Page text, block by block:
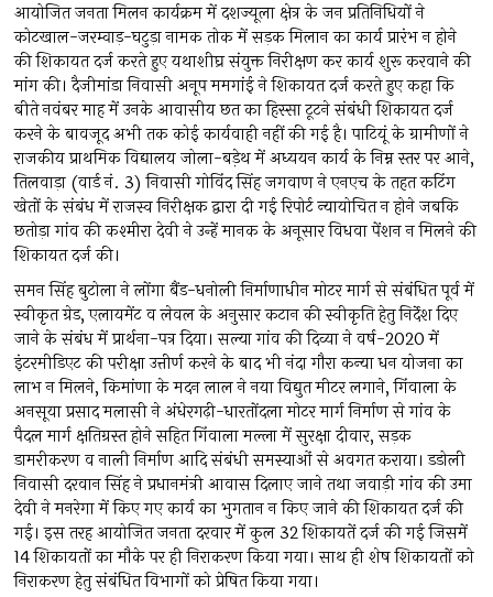
आयोजित जनता मिलन कार्यक्रम में दशज्यूला क्षेत्र के जन प्रतिनिधियों ने
कोटखाल-जरम्वाड़-घटुड़ा नामक तोक में सड़क मिलान का कार्य प्रारंभ न होने
की शिकायत दर्ज करते हुए यथाशीघ्र संयुक्त निरीक्षण कर कार्य शुरू करवाने की
मांग की। दैजीमांडा निवासी अनूप ममगांई ने शिकायत दर्ज करते हुए कहा कि
बीते नवंबर माह में उनके आवासीय छत का हिस्सा टूटने संबंधी शिकायत दर्ज
करने के बावजूद अभी तक कोई कार्यवाही नहीं की गई है। पाटियूं के ग्रामीणों ने
राजकीय प्राथमिक विद्यालय जोला-बडे़थ में अध्ययन कार्य के निम्न स्तर पर आने,
तिलवाड़ा (वार्ड नं. 3) निवासी गोविंद सिंह जगवाण ने एनएच के तहत कटिंग
खेतों के संबंध में राजस्व निरीक्षक द्वारा दी गई रिपोर्ट न्यायोचित न होने जबकि
छतोड़ा गांव की कश्मीरा देवी ने उन्हें मानक के अनूसार विधवा पेंशन न मिलने की
शिकायत दर्ज की।
समन सिंह बुटोला ने लोंगा बैंड-धनोली निर्माणाधीन मोटर मार्ग से संबंधित पूर्व में
स्वीकृत ग्रेड, एलायमेंट व लेवल के अनुसार कटान की स्वीकृति हेतु निर्देश दिए
जाने के संबंध में प्रार्थना-पत्र दिया। सल्या गांव की दिव्या ने वर्ष-2020 में
इंटरमीडिएट की परीक्षा उत्तीर्ण करने के बाद भी नंदा गौरा कन्या धन योजना का
लाभ न मिलने, किमांणा के मदन लाल ने नया विद्युत मीटर लगाने, गिंवाला के
अनसूया प्रसाद मलासी ने अंधेरगढ़ी-धारतोंदला मोटर मार्ग निर्माण से गांव के
पैदल मार्ग क्षतिग्रस्त होने सहित गिंवाला मल्ला में सुरक्षा दीवार, सड़क
डामरीकरण व नाली निर्माण आदि संबंधी समस्याओं से अवगत कराया। डडोली
निवासी दरवान सिंह ने प्रधानमंत्री आवास दिलाए जाने तथा जवाड़ी गांव की उमा
देवी ने मनरेगा में किए गए कार्य का भुगतान न किए जाने की शिकायत दर्ज की
गई। इस तरह आयोजित जनता दरवार में कुल 32 शिकायतें दर्ज की गई जिसमें
14 शिकायतों का मौके पर ही निराकरण किया गया। साथ ही शेष शिकायतों को
निराकरण हेतु संबंधित विभागों को प्रेषित किया गया।